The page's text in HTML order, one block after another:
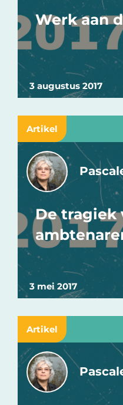
3 augustus 2017
Werk aan
Artikel
3 mei 2017
De tragiek
Artikel